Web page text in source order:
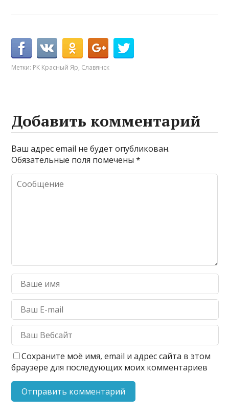
Метки: РК Красный Яр, Славянск
Добавить комментарий
Ваш адрес email не будет опубликован.
Обязательные поля помечены*
Сохраните моё имя, email и адрес сайта в этом
браузере для последующих моих комментариев